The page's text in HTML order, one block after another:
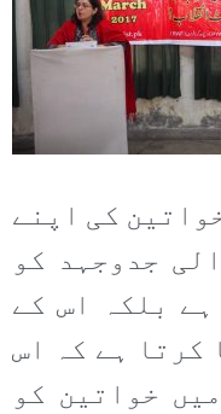
کی اپنے
جدوجہد کو
بلکہ اس کے
کرتا ہے کہ اس
خواتین کو